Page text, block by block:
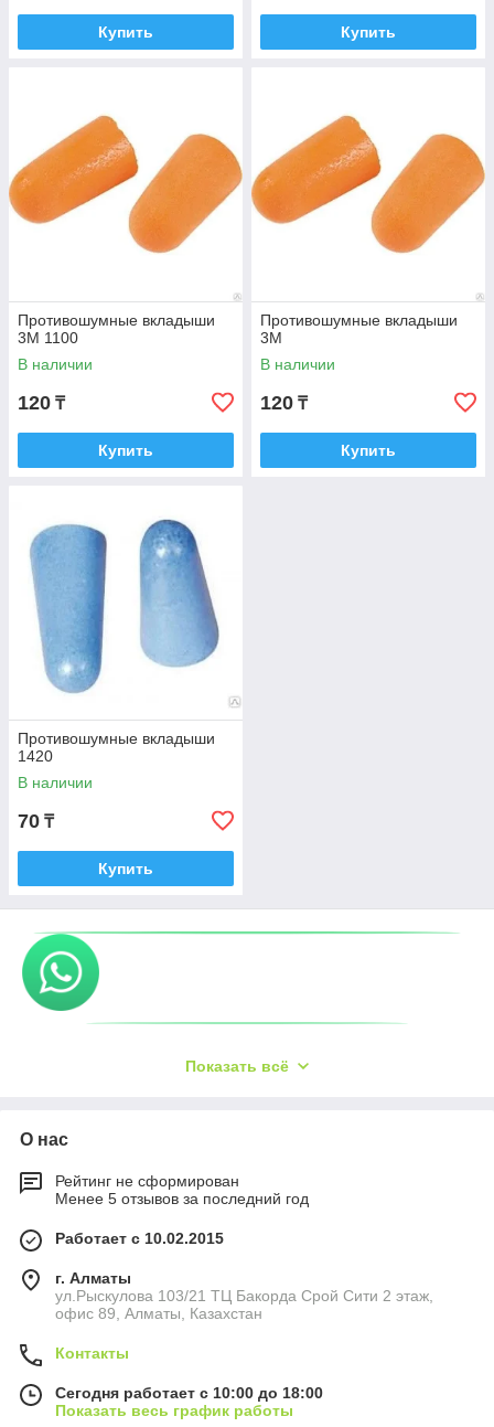
Купить Купить
Противошумные вкладыши
3М 1100
В наличии
120 ₸
Купить
Противошумные вкладыши
3М
В наличии
120 ₸
Купить
Противошумные вкладыши
1420
В наличии
70 ₸
Купить
Показать всё
О нас
Рейтинг не сформирован
Менее 5 отзывов за последний год
Работает с 10.02.2015
г. Алматы
ул.Рыскулова 103/21 ТЦ Бакорда Срой Сити 2 этаж,
офис 89, Алматы, Казахстан
Контакты
Сегодня работает с 10:00 до 18:00
Показать весь график работы